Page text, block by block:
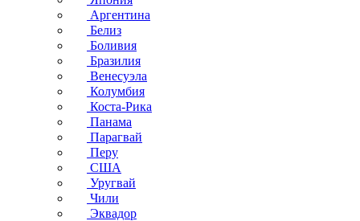
Аргентина
Белиз
Боливия
Бразилия
Венесуэла
Колумбия
Коста-Рика
Панама
Парагвай
Перу
США
Уругвай
Чили
Эквадор